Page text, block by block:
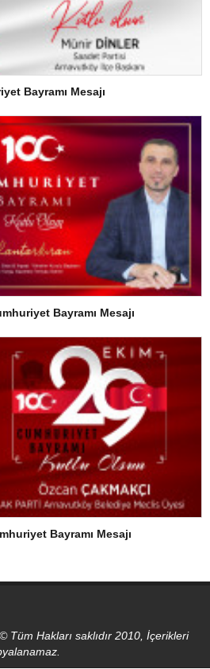
Bayramı Mesajı
Bayramı Mesajı
Bayramı Mesajı
Tüm Hakları saklıdır 2010, İçerikleri